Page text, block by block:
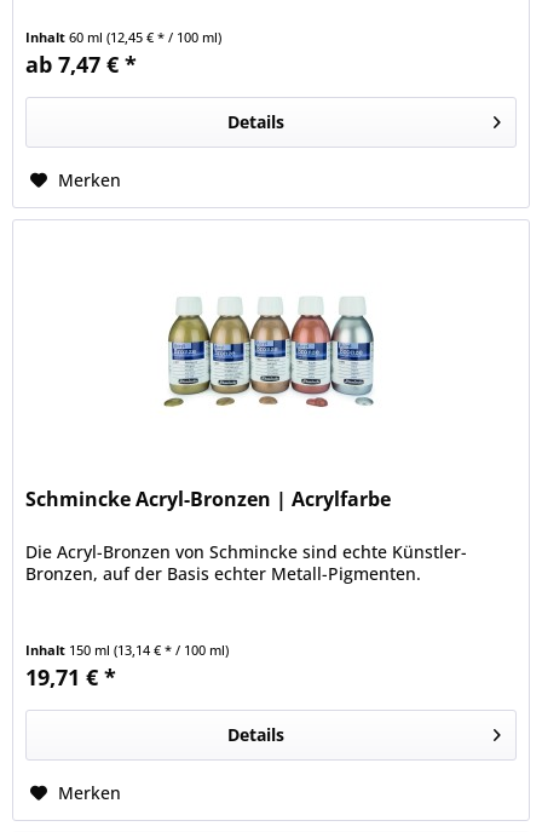
Inhalt60 ml(12,45 € * / 100 ml)
ab 7,47 € *
Details
Merken
Schmincke Acryl-Bronzen | Acrylfarbe
Die Acryl-Bronzen von Schmincke sind echte Künstler-
Bronzen, auf der Basis echter Metall-Pigmenten.
Inhalt 150 ml(13,14 € * / 100 ml)
19,71 € *
Details
Merken